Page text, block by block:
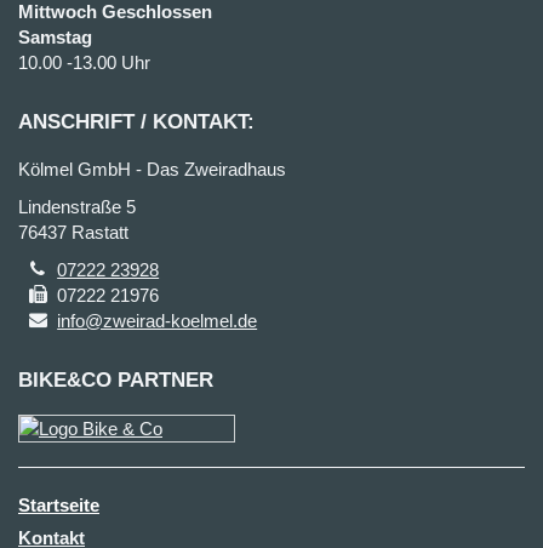
Mittwoch Geschlossen
Samstag
10.00 -13.00 Uhr
ANSCHRIFT / KONTAKT:
Kölmel GmbH - Das Zweiradhaus
Lindenstraße 5
76437 Rastatt
07222 23928
07222 21976
info@zweirad-koelmel.de
BIKE&CO PARTNER
Startseite
Kontakt